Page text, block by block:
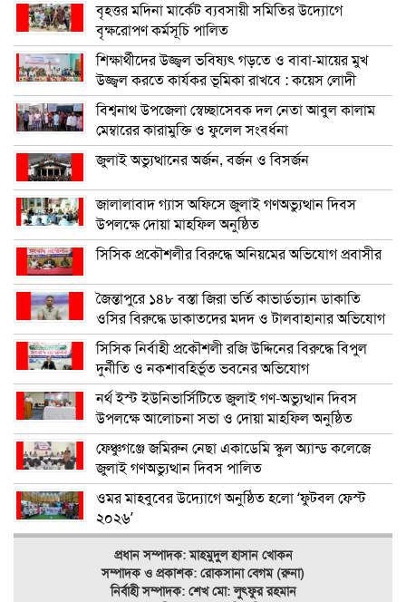
বৃহত্তর মদিনা মার্কেট ব্যবসায়ী সমিতির উদ্যোগে
বৃক্ষরোপণ কর্মসূচি পালিত
শিক্ষার্থীদের উজ্জ্বল ভবিষ্যৎ গড়তে ও বাবা-মায়ের মুখ
উজ্জ্বল করতে কার্যকর ভূমিকা রাখবে : কয়েস লোদী
বিশ্বনাথ উপজেলা স্বেচ্ছাসেবক দল নেতা আবুল কালাম
মেম্বারের কারামুক্তি ও ফুলেল সংবর্ধনা
জুলাই অভ্যুত্থানের অর্জন, বর্জন ও বিসর্জন
জালালাবাদ গ্যাস অফিসে জুলাই গণঅভ্যুত্থান দিবস
উপলক্ষে দোয়া মাহফিল অনুষ্ঠিত
সিসিক প্রকৌশলীর বিরুদ্ধে অনিয়মের অভিযোগ প্রবাসীর
জৈন্তাপুরে ১৪৮ বস্তা জিরা ভর্তি কাভার্ডভ্যান ডাকাতি
ওসির বিরুদ্ধে ডাকাতদের মদদ ও টালবাহানার অভিযোগ
সিসিক নির্বাহী প্রকৌশলী রজি উদ্দিনের বিরুদ্ধে বিপুল
দুর্নীতি ও নকশাবহির্ভূত ভবনের অভিযোগ
নর্থ ইস্ট ইউনিভার্সিটিতে জুলাই গণ-অভ্যুত্থান দিবস
উপলক্ষে আলোচনা সভা ও দোয়া মাহফিল অনুষ্ঠিত
ফেঞ্চুগঞ্জে জমিরুন নেছা একাডেমি স্কুল অ্যান্ড কলেজে
জুলাই গণঅভ্যুত্থান দিবস পালিত
ওমর মাহবুবের উদ্যোগে অনুষ্ঠিত হলো ‘ফুটবল ফেস্ট
২০২৬’
প্রধান সম্পাদক: মাহমুদুল হাসান খোকন
সম্পাদক ও প্রকাশক: রোকসানা বেগম (রুনা)
নির্বাহী সম্পাদক: শেখ মো: লুৎফুর রহমান